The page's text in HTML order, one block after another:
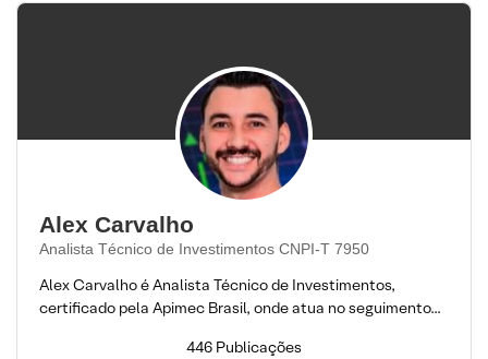
Alex Carvalho
Analista Técnico de Investimentos CNPI-T 7950
Alex Carvalho é Analista Técnico de Investimentos,
certificado pela Apimec Brasil, onde atua no seguimento...
446 Publicações